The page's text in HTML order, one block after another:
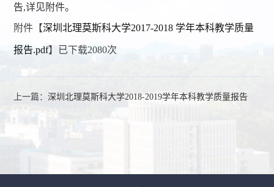
告,详见附件。
附件【深圳北理莫斯科大学2017-2018 学年本科教学质量
报告.pdf】已下载2080次
上一篇：深圳北理莫斯科大学2018-2019学年本科教学质量报告